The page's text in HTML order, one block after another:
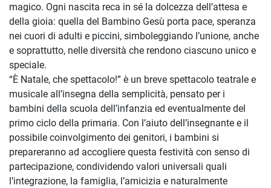
magico. Ogni nascita reca in sé la dolcezza dell’attesa e
della gioia: quella del Bambino Gesù porta pace, speranza
nei cuori di adulti e piccini, simboleggiando l’unione, anche
e soprattutto, nelle diversità che rendono ciascuno unico e
speciale.
“È Natale, che spettacolo!” è un breve spettacolo teatrale e
musicale all’insegna della semplicità, pensato per i
bambini della scuola dell’infanzia ed eventualmente del
primo ciclo della primaria. Con l’aiuto dell’insegnante e il
possibile coinvolgimento dei genitori, i bambini si
prepareranno ad accogliere questa festività con senso di
partecipazione, condividendo valori universali quali
l’integrazione, la famiglia, l’amicizia e naturalmente